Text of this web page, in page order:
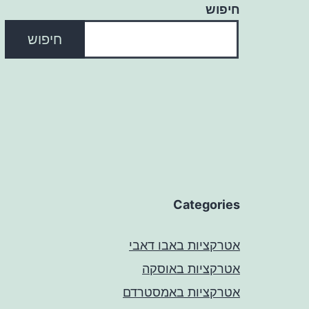
חיפוש
חיפוש
Categories
אטרקציות באבו דאבי
אטרקציות באוסקה
אטרקציות באמסטרדם